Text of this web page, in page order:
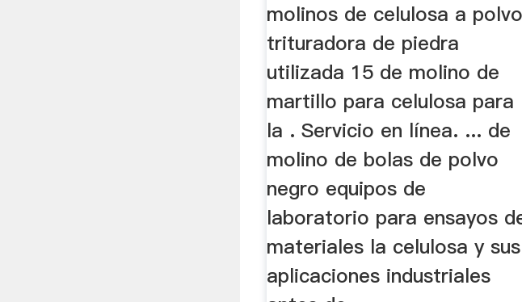
molinos de celulosa a polvo
trituradora de piedra
utilizada 15 de molino de
martillo para celulosa para
la . Servicio en línea. ... de
molino de bolas de polvo
negro equipos de
laboratorio para ensayos
materiales la celulosa y sus
aplicaciones industriales